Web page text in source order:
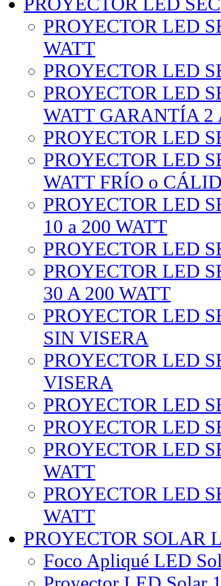
PROYECTOR LED
WATT
PROYECTOR LED
PROYECTOR LED
WATT GARANTÍA 2
PROYECTOR LED
PROYECTOR LED
WATT FRÍO o
PROYECTOR LED
10 a 200 WATT
PROYECTOR LED
PROYECTOR LED
30 A 200 WATT
PROYECTOR LED
SIN VISERA
PROYECTOR LED
VISERA
PROYECTOR LED
PROYECTOR LED
PROYECTOR LED
WATT
PROYECTOR LED
WATT
PROYECTOR SOLAR
Foco Apliqué LED